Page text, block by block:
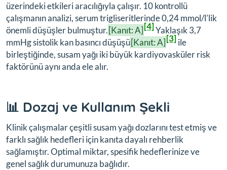
üzerindeki etkileri aracılığıyla çalışır. 10 kontrollü
çalışmanın analizi, serum trigliseritlerinde 0,24 mmol/l'lik
önemli düşüşler bulmuştur.[Kanıt: A][4]Yaklaşık 3,7
mmHg sistolik kan basıncı düşüşü[Kanıt: A][3]ile
birleştiğinde, susam yağı iki büyük kardiyovasküler risk
faktörünü aynı anda ele alır.
📊 Dozaj ve Kullanım Şekli
Klinik çalışmalar çeşitli susam yağı dozlarını test etmiş ve
farklı sağlık hedefleri için kanıta dayalı rehberlik
sağlamıştır. Optimal miktar, spesifik hedeflerinize ve
genel sağlık durumunuza bağlıdır.